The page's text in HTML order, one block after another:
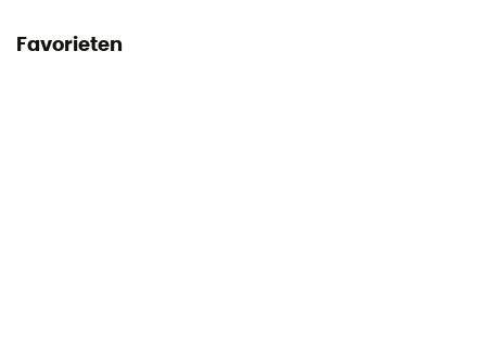
Materialen buitentent
Favorieten